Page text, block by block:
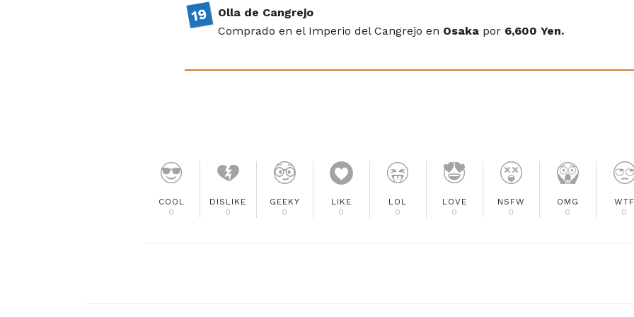
Olla de Cangrejo
Comprado en el Imperio del Cangrejo en Osakapor6,600 Yen.
COOL
0
DISLIKE
0
GEEKY
0
LIKE
0
LOL
0
LOVE
0
NSFW
0
OMG
0
WTF
0